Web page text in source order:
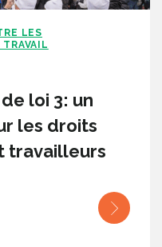
LES
loi 3: un
les droits
travailleurs